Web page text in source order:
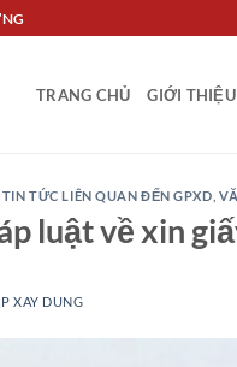
TRANG CHỦ GIỚI THIỆU
TIN TỨC LIÊN QUAN ĐẾN GPXD
luật về xin
XAY DUNG